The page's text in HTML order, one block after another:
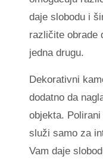
daje slobodu i
različite obrade
jedna drugu.
Dekorativni
dodatno da
objekta.
služi samo za
Vam daje